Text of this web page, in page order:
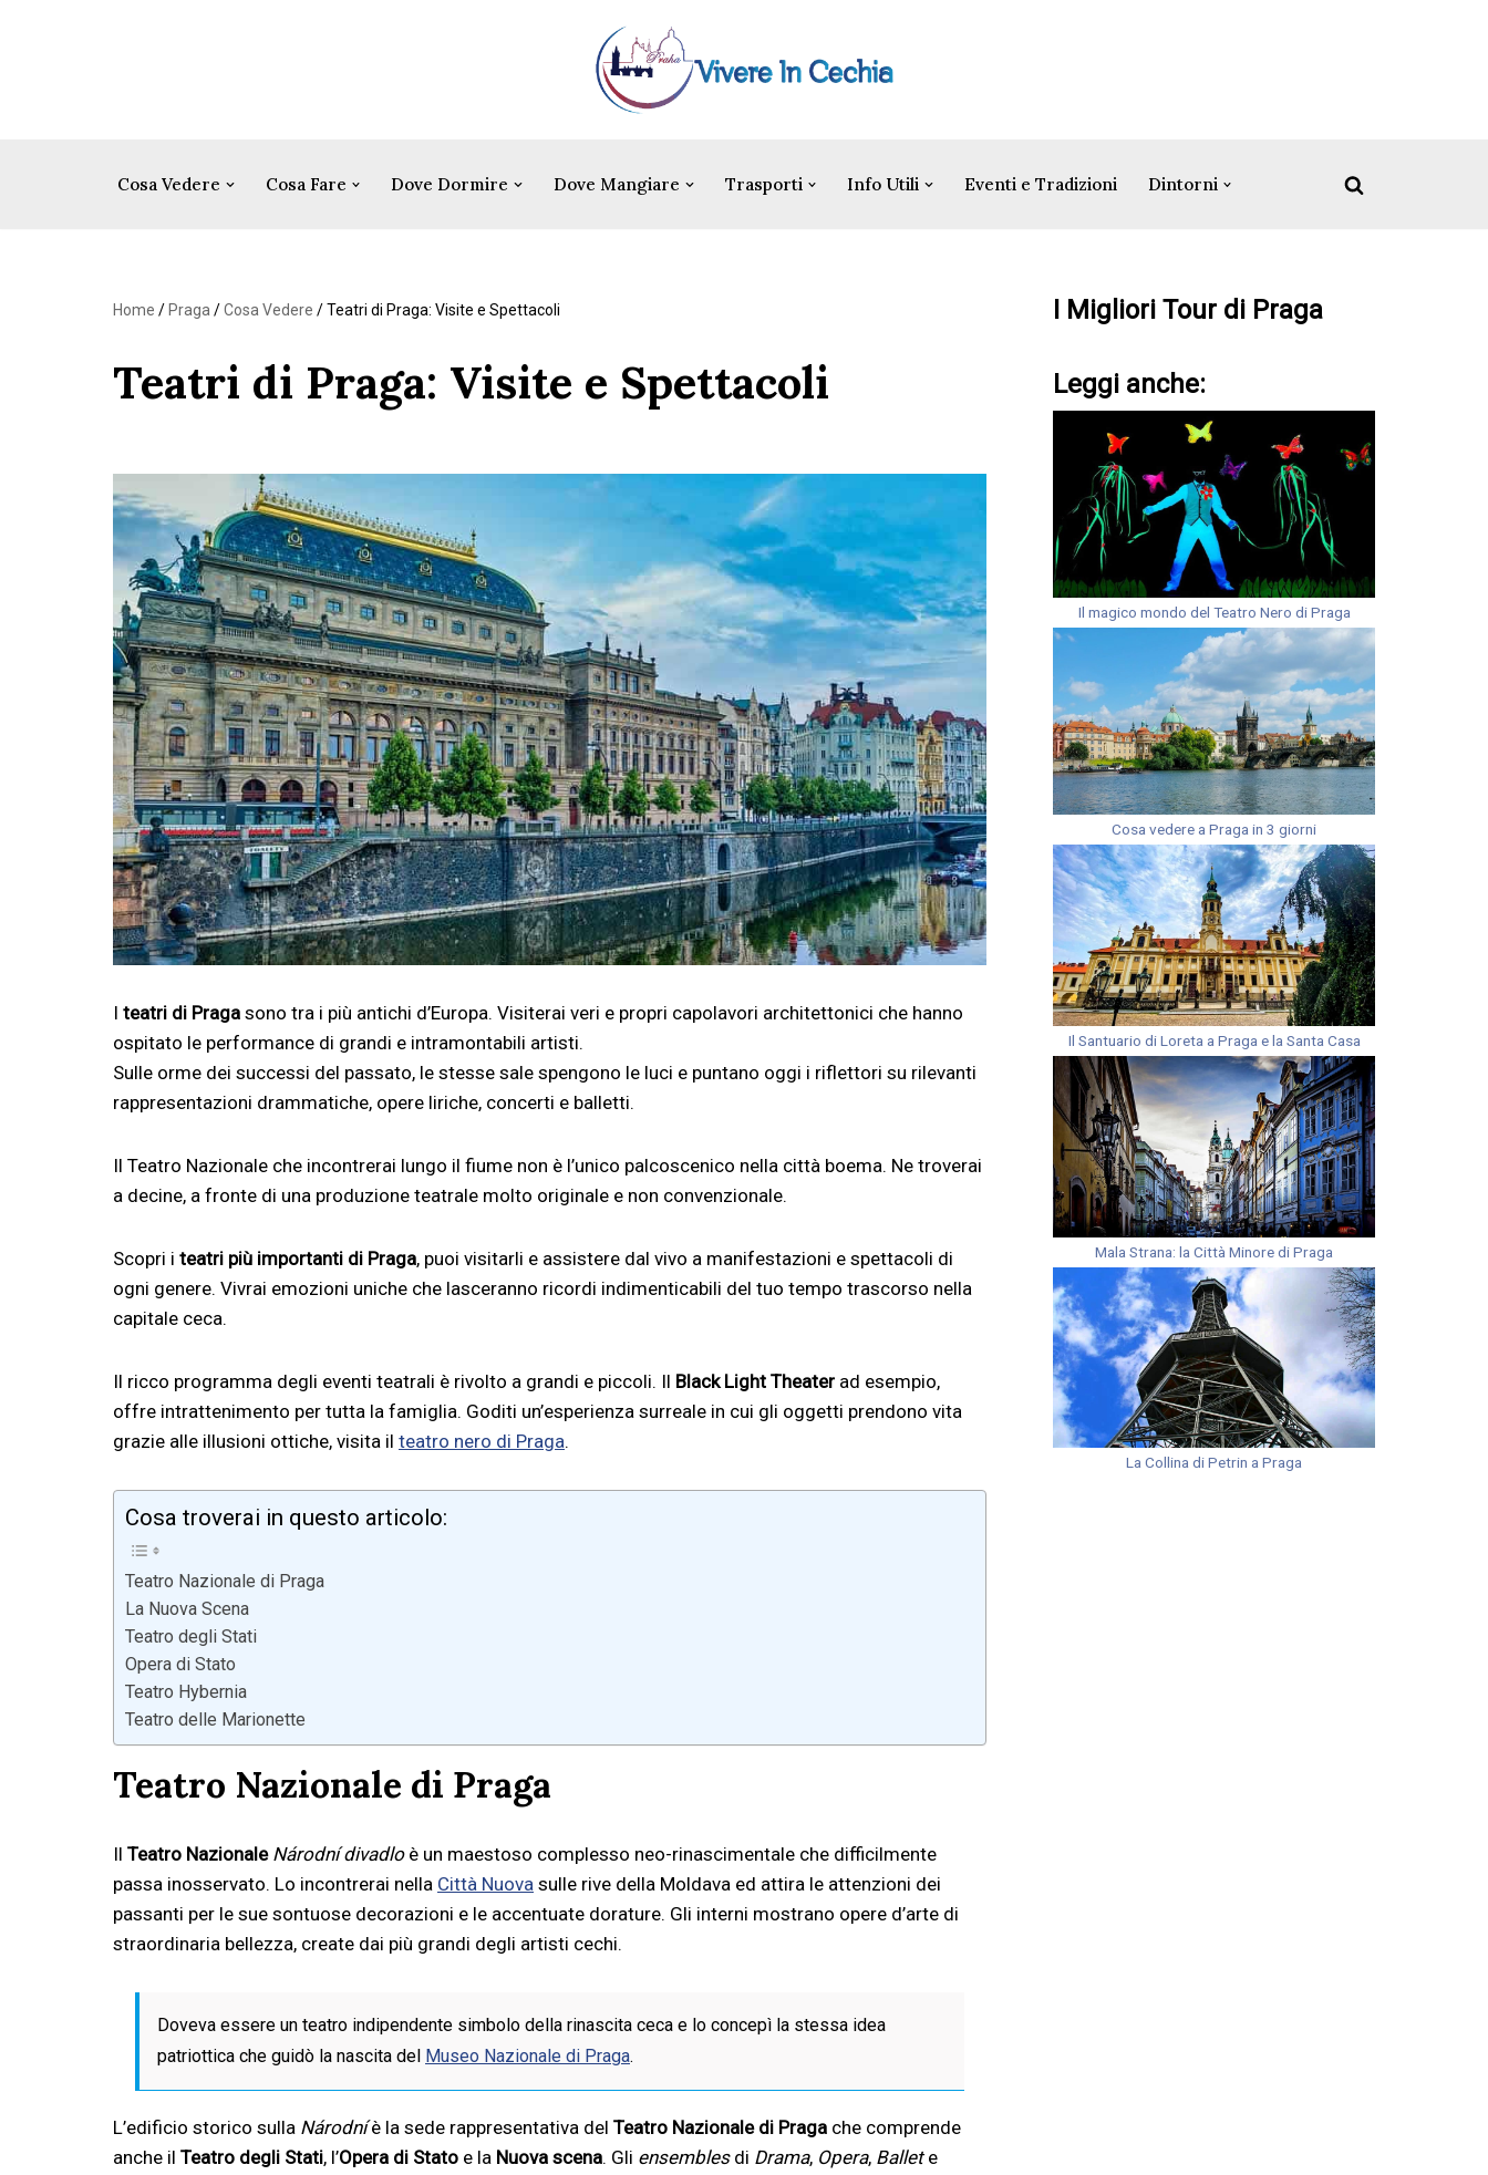
Cosa Vedere Cosa Fare Dove Dormire Dove Mangiare Trasporti Info Utili Eventi e Tradizioni Dintorni
Home / Praga/Cosa Vedere /Teatri di Praga: Visite e Spettacoli
Teatri di Praga: Visite e Spettacoli
I teatri di Praga sono tra i più antichi d’Europa. Visiterai veri e propri capolavori architettonici che hanno
ospitato le performance di grandi e intramontabili artisti.
Sulle orme dei successi del passato, le stesse sale spengono le luci e puntano oggi i riflettori su rilevanti
rappresentazioni drammatiche, opere liriche, concerti e balletti.
Il Teatro Nazionale che incontrerai lungo il fiume non è l’unico palcoscenico nella città boema. Ne troverai
a decine, a fronte di una produzione teatrale molto originale e non convenzionale.
Scopri i teatri più importanti di Praga, puoi visitarli e assistere dal vivo a manifestazioni e spettacoli di
ogni genere. Vivrai emozioni uniche che lasceranno ricordi indimenticabili del tuo tempo trascorso nella
capitale ceca.
Il ricco programma degli eventi teatrali è rivolto a grandi e piccoli. Il Black Light Theater ad esempio,
offre intrattenimento per tutta la famiglia. Goditi un’esperienza surreale in cui gli oggetti prendono vita
grazie alle illusioni ottiche, visita il teatro nero di Praga.
Cosa troverai in questo articolo:
Teatro Nazionale di Praga
La Nuova Scena
Teatro degli Stati
Opera di Stato
Teatro Hybernia
Teatro delle Marionette
Teatro Nazionale di Praga
Il Teatro Nazionale Národní divadloè un maestoso complesso neo-rinascimentale che difficilmente
passa inosservato. Lo incontrerai nella Città Nuova sulle rive della Moldava ed attira le attenzioni dei
passanti per le sue sontuose decorazioni e le accentuate dorature. Gli interni mostrano opere d’arte di
straordinaria bellezza, create dai più grandi degli artisti cechi.
Doveva essere un teatro indipendente simbolo della rinascita ceca e lo concepì la stessa idea
patriottica che guidò la nascita del Museo Nazionale di Praga.
L’edificio storico sulla Národníè la sede rappresentativa del Teatro Nazionale di Praga che comprende
anche il Teatro degli Stati, l’Opera di Stato e la Nuova scena. Gli ensemblesdi Drama, Opera, Ballete
I Migliori Tour di Praga
Leggi anche:
Il magico mondo del Teatro Nero di Praga
Cosa vedere a Praga in 3 giorni
Il Santuario di Loreta a Praga e la Santa Casa
Mala Strana: la Città Minore di Praga
La Collina di Petrin a Praga